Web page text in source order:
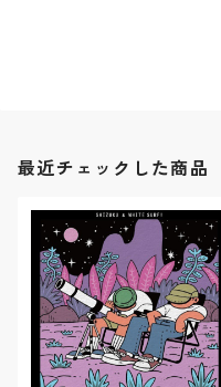
最近チェックした商品